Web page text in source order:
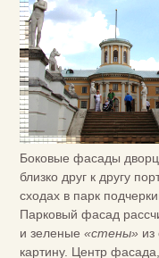
Боковые фасады
близко друг к другу
сходах в парк
Парковый фасад
и зеленые «стены» из
картину. Центр